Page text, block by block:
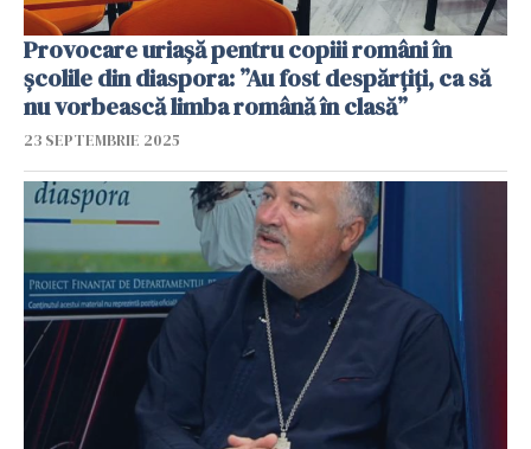
Provocare uriașă pentru copiii români în
școlile din diaspora: ”Au fost despărțiți, ca să
nu vorbească limba română în clasă”
23 SEPTEMBRIE 2025